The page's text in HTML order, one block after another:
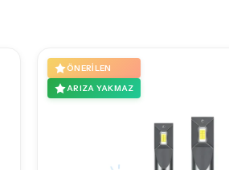
ÖNERILEN
ARIZA YAKMAZ